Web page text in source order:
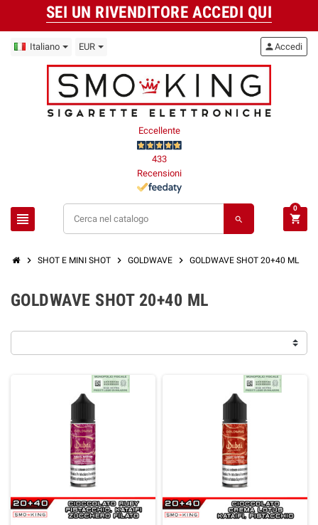
SEI UN RIVENDITORE ACCEDI QUI
Italiano EUR
Eccellente
433
Recensioni
view_headline search
personAccedi
shopping_cart
0
chevron_right SHOT E MINI SHOT chevron_right GOLDWAVE chevron_right GOLDWAVE SHOT 20+40 ML
GOLDWAVE SHOT 20+40 ML